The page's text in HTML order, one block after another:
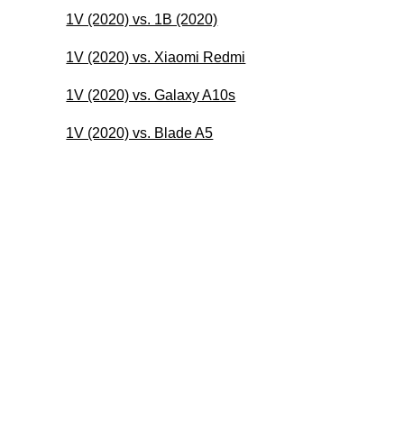
1V (2020) vs. 1B (2020)
1V (2020) vs. Xiaomi Redmi
1V (2020) vs. Galaxy A10s
1V (2020) vs. Blade A5